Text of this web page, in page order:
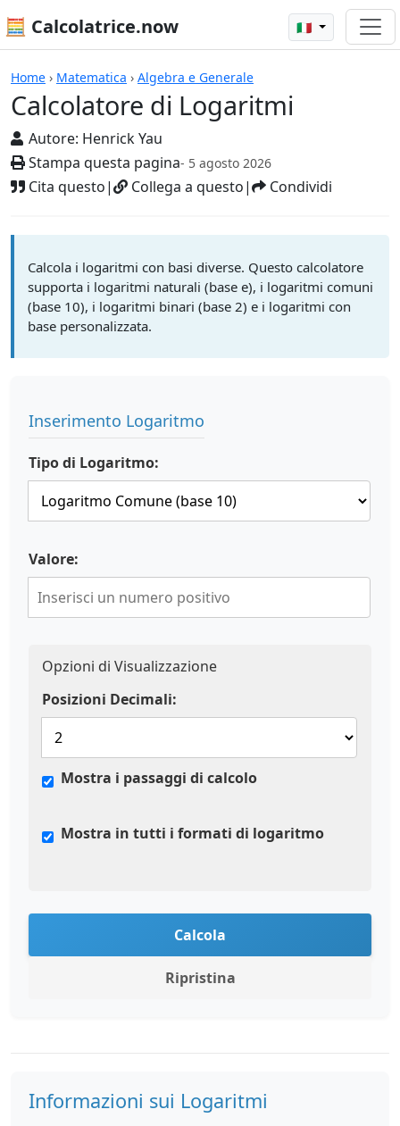
🧮 Calcolatrice.now 🇮🇹
Home › Matematica › Algebra e Generale
Calcolatore di Logaritmi
Autore: Henrick Yau
Stampa questa pagina- 5 agosto 2026
Cita questo| Collega a questo| Condividi
Calcolatrici
Calcola i logaritmi con basi diverse. Questo calcolatore
supporta i logaritmi naturali (base e), i logaritmi comuni
(base 10), i logaritmi binari (base 2) e i logaritmi con
base personalizzata.
Inserimento Logaritmo
Tipo di Logaritmo:
Valore:
Opzioni di Visualizzazione
Posizioni Decimali:
Mostra i passaggi di calcolo
Mostra in tutti i formati di logaritmo
Calcola
Ripristina
Informazioni sui Logaritmi